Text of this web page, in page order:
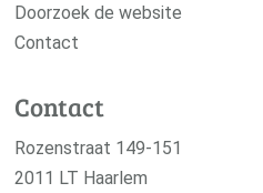
Doorzoek de website
Contact
Contact
Rozenstraat 149-151
2011 LT Haarlem